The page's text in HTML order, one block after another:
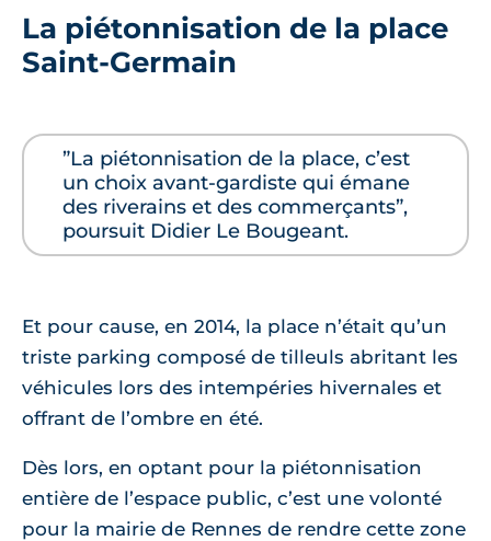
La piétonnisation de la place
Saint-Germain
”La piétonnisation de la place, c’est
un choix avant-gardiste qui émane
des riverains et des commerçants”,
poursuit Didier Le Bougeant.
Et pour cause, en 2014, la place n’était qu’un
triste parking composé de tilleuls abritant les
véhicules lors des intempéries hivernales et
offrant de l’ombre en été.
Dès lors, en optant pour la piétonnisation
entière de l’espace public, c’est une volonté
pour la mairie de Rennes de rendre cette zone